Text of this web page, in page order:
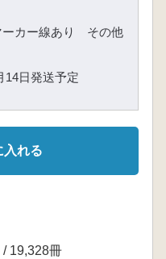
ーカー線あり その他
14日発送予定
入れる
/ 19,328冊